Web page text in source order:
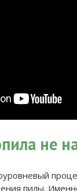
не
пилы.